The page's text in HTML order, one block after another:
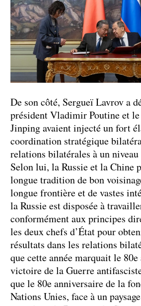
De son côté, Sergueï Lavrov a
président Vladimir Poutine et
Jinping avaient injecté un fort
coordination stratégique
relations bilatérales à un niveau
Selon lui, la Russie et la Chine
longue tradition de bon
longue frontière et de vastes
la Russie est disposée à
conformément aux principes
les deux chefs d’État pour
résultats dans les relations
que cette année marquait le
victoire de la Guerre
que le 80e anniversaire de la
Nations Unies, face à un